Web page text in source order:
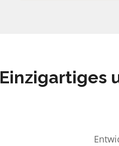
Einzigartiges